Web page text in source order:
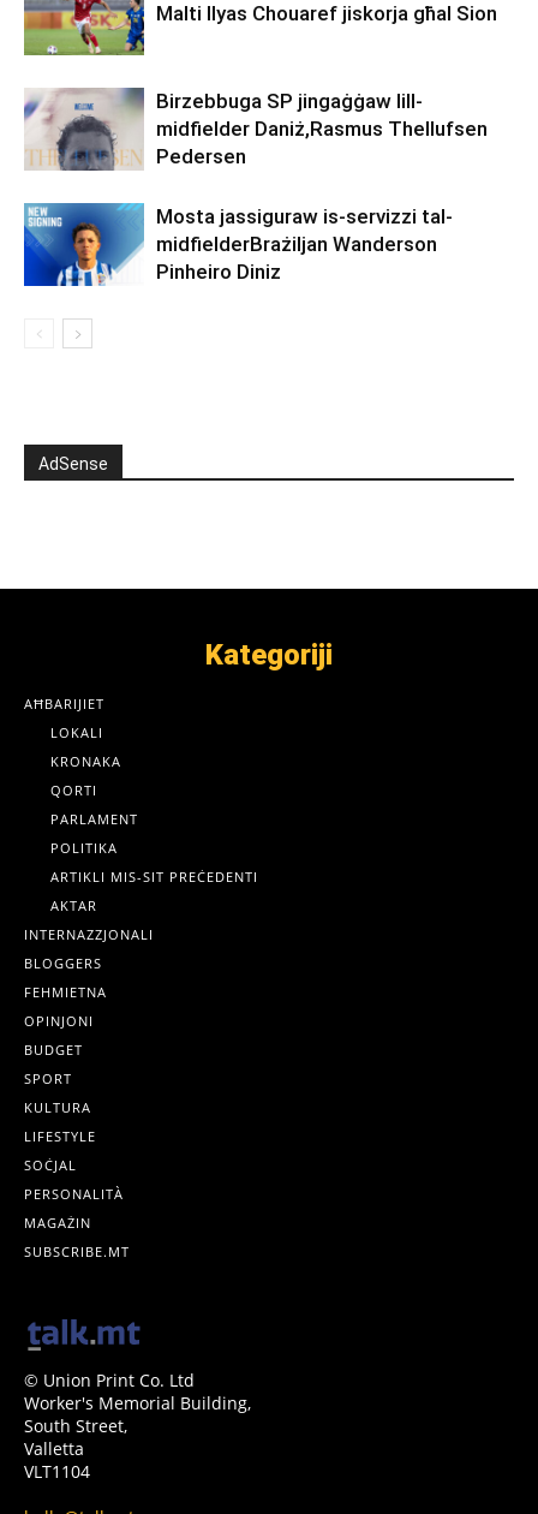
Malti Ilyas Chouaref jiskorja għal Sion
Birzebbuga SP jingaġġaw lill-
midfielder Daniż,Rasmus Thellufsen
Pedersen
Mosta jassiguraw is-servizzi tal-
midfielderBrażiljan Wanderson
Pinheiro Diniz
AdSense
Kategoriji
AĦBARIJIET
LOKALI
KRONAKA
QORTI
PARLAMENT
POLITIKA
ARTIKLI MIS-SIT PREĊEDENTI
AKTAR
INTERNAZZJONALI
BLOGGERS
FEHMIETNA
OPINJONI
BUDGET
SPORT
KULTURA
LIFESTYLE
SOĊJAL
PERSONALITÀ
MAGAŻIN
SUBSCRIBE.MT
© Union Print Co. Ltd
Worker's Memorial Building,
South Street,
Valletta
VLT1104